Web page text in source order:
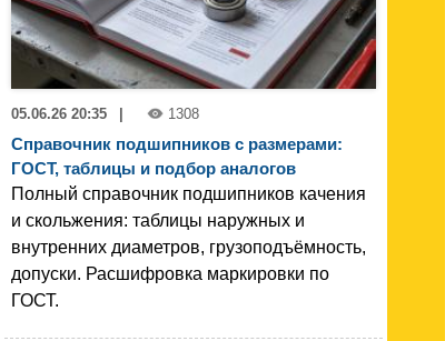
05.06.26 20:35 | 1308
Справочник подшипников с размерами:
ГОСТ, таблицы и подбор аналогов
Полный справочник подшипников качения
и скольжения: таблицы наружных и
внутренних диаметров, грузоподъёмность,
допуски. Расшифровка маркировки по
ГОСТ.